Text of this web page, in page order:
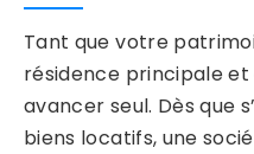
Tant que votre
résidence principale et
avancer seul. Dès que
biens locatifs, une